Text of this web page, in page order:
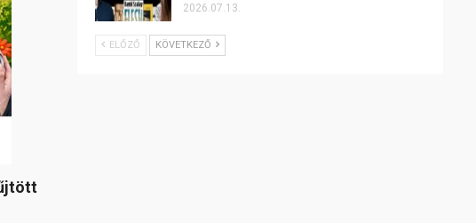
2026.07.13.
ELŐZŐ KÖVETKEZŐ